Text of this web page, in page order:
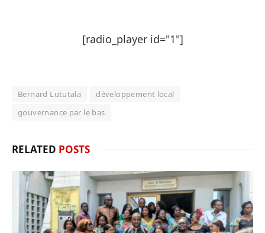
[radio_player id="1"]
Bernard Lututala
développement local
gouvernance par le bas
RELATED POSTS